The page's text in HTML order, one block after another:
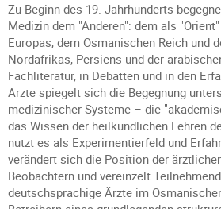
Zu Beginn des 19. Jahrhunderts
Medizin dem "Anderen": dem als
Europas, dem Osmanischen Reich und
Nordafrikas, Persiens und der
Fachliteratur, in Debatten und in den
Ärzte spiegelt sich die Begegnung
medizinischer Systeme – die
das Wissen der heilkundlichen Lehren
nutzt es als Experimentierfeld und
verändert sich die Position der
Beobachtern und vereinzelt
deutschsprachige Ärzte im